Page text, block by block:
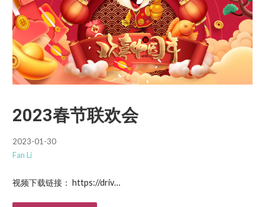
2023春节联欢会
2023-01-30
Fan Li
视频下载链接： https://driv…